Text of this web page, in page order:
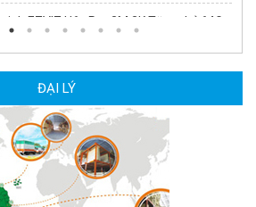
MUA NGAY
ĐẠI LÝ